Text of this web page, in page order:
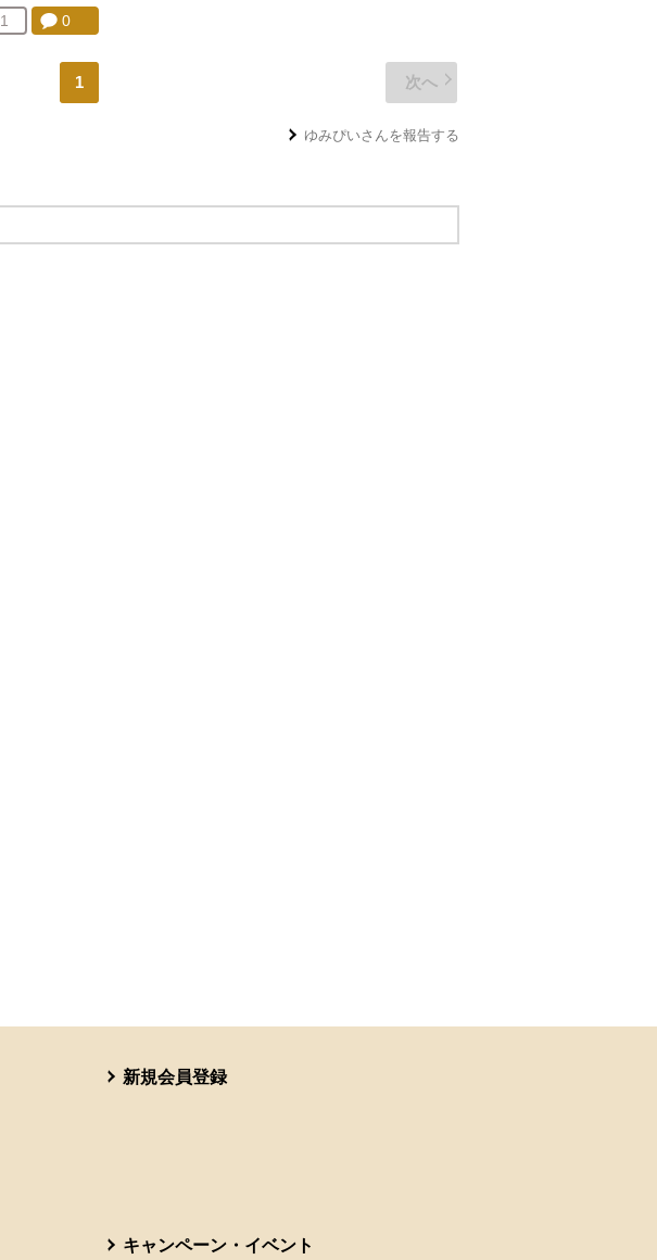
お気に入り登録：
1 人が登録コメント：
0件。コメントを見る。
1 次へ
ゆみぴいさんを報告する
新規会員登録
キャンペーン・イベント